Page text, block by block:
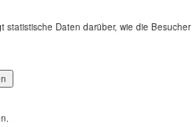
statistische Daten darüber, wie die Besucher